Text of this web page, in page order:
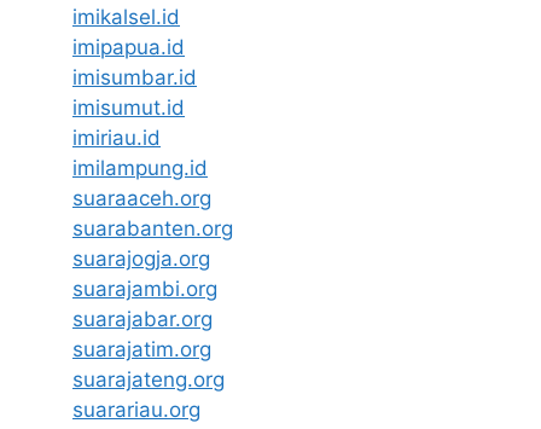
imikalsel.id
imipapua.id
imisumbar.id
imisumut.id
imiriau.id
imilampung.id
suaraaceh.org
suarabanten.org
suarajogja.org
suarajambi.org
suarajabar.org
suarajatim.org
suarajateng.org
suarariau.org